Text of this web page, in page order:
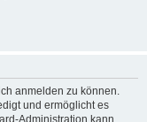
anmelden zu können.
und ermöglicht es
Administration kann